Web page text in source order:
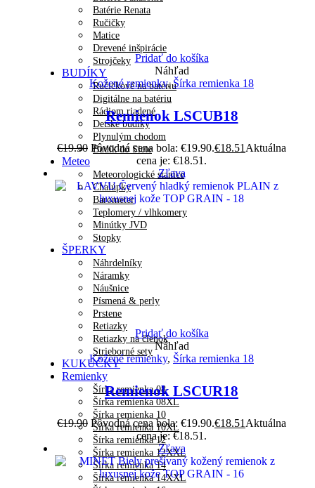
Batérie Renata
Ručičky
Matice
Drevené inšpirácie
Strojčeky
BUDÍKY
Ručičkové na batériu
Digitálne na batériu
Rádiom riadené
Detské budíky
Plynulým chodom
Budík do Siete
Meteo
Meteorologické stanice
Chalúpky
Barometer
Teplomery / vlhkomery
Minútky JVD
Stopky
ŠPERKY
Náhrdelníky
Náramky
Náušnice
Písmená & perly
Prstene
Retiazky
Retiazky na členok
Strieborné sety
KUKUČKY
Remienky
Šírka remienka 08
Šírka remienka 08XL
Šírka remienka 10
Šírka remienka 10XL
Šírka remienka 12
Šírka remienka 12XXL
Šírka remienka 14
Šírka remienka 14XXL
Pridať do košíka
Náhľad
Kožené remienky,Šírka remienka 18
Remienok LSCUB18
€19.90 Pôvodná cena bola: €19.90.€18.51 Aktuálna
cena je: €18.51.
Zľava
Pridať do košíka
Náhľad
Kožené remienky, Šírka remienka 18
Remienok LSCUR18
€19.90 Pôvodná cena bola: €19.90.€18.51 Aktuálna
cena je: €18.51.
Zľava